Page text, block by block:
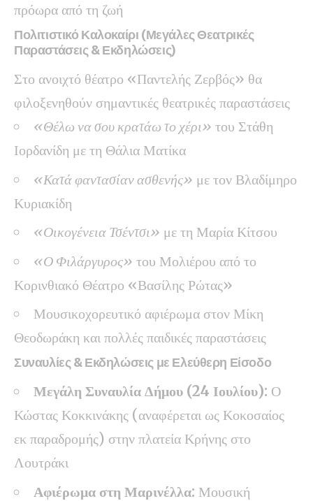
πρόωρα από τη ζωή
Πολιτιστικό Καλοκαίρι (Μεγάλες Θεατρικές
Παραστάσεις & Εκδηλώσεις)
Στο ανοιχτό θέατρο «Παντελής Ζερβός» θα
φιλοξενηθούν σημαντικές θεατρικές παραστάσεις
«Θέλω να σου κρατάω το χέρι» του Στάθη
Ιορδανίδη με τη Θάλια Ματίκα
«Κατά φαντασίαν ασθενής» με τον Βλαδίμηρο
Κυριακίδη
«Οικογένεια Τσέντσι» με τη Μαρία Κίτσου
«Ο Φιλάργυρος» του Μολιέρου από το
Κορινθιακό Θέατρο «Βασίλης Ρώτας»
Μουσικοχορευτικό αφιέρωμα στον Μίκη
Θεοδωράκη και πολλές παιδικές παραστάσεις
Συναυλίες & Εκδηλώσεις με Ελεύθερη Είσοδο
Μεγάλη Συναυλία Δήμου (24 Ιουλίου): Ο
Κώστας Κοκκινάκης (αναφέρεται ως Κοκοσαίος
εκ παραδρομής) στην πλατεία Κρήνης στο
Λουτράκι
Αφιέρωμα στη Μαρινέλλα: Μουσική